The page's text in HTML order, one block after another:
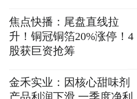
焦点快播：尾盘直线拉
升！铜冠铜箔20%涨停！4
股获巨资抢筹
金禾实业：因核心甜味剂